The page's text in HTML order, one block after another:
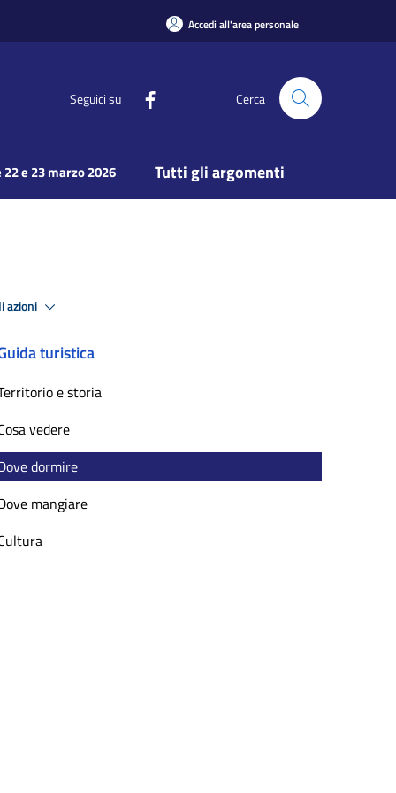
Accedi all'area personale
Seguici su Cerca
e 23 marzo 2026 Tutti gli argomenti
azioni
turistica
e storia
vedere
dormire
mangiare